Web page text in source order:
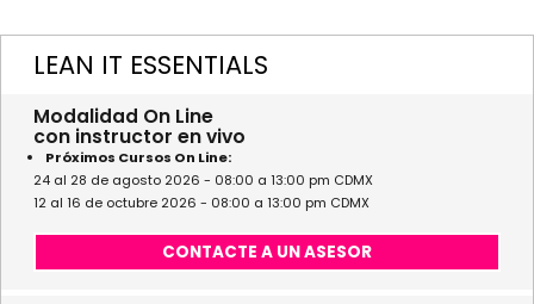
LEAN IT ESSENTIALS
Modalidad On Line
con instructor en vivo
Próximos Cursos On Line:
24 al 28 de agosto 2026 - 08:00 a 13:00 pm CDMX
12 al 16 de octubre 2026 - 08:00 a 13:00 pm CDMX
CONTACTE A UN ASESOR